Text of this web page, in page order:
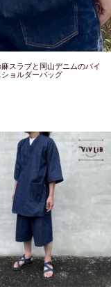
麻スラブと岡山デニムのバイ
ョルダーバッグ